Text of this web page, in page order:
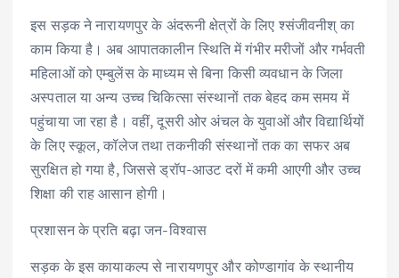
​इस सड़क ने नारायणपुर के अंदरूनी क्षेत्रों के लिए श्संजीवनीश् का
काम किया है। अब आपातकालीन स्थिति में गंभीर मरीजों और गर्भवती
महिलाओं को एम्बुलेंस के माध्यम से बिना किसी व्यवधान के जिला
अस्पताल या अन्य उच्च चिकित्सा संस्थानों तक बेहद कम समय में
पहुंचाया जा रहा है। वहीं, दूसरी ओर अंचल के युवाओं और विद्यार्थियों
के लिए स्कूल, कॉलेज तथा तकनीकी संस्थानों तक का सफर अब
सुरक्षित हो गया है, जिससे ड्रॉप-आउट दरों में कमी आएगी और उच्च
शिक्षा की राह आसान होगी।
​प्रशासन के प्रति बढ़ा जन-विश्वास
​सड़क के इस कायाकल्प से नारायणपुर और कोण्डागांव के स्थानीय